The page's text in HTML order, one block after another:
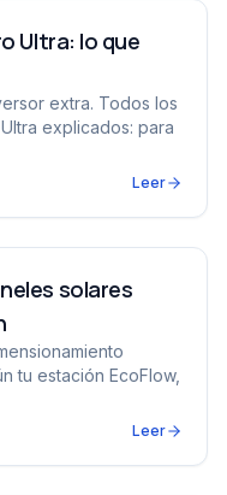
lo que necesitas
Ultra: lo que
extra. Todos los
explicados: para
Leer
necesitas para
solares
tu estación EcoFlow,
Leer